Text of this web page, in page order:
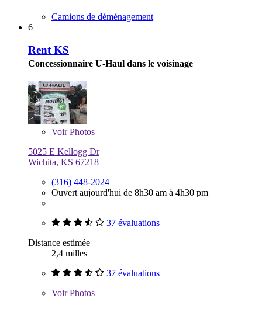
Camions de déménagement
6
Rent KS
Concessionnaire U-Haul dans le voisinage
VoirPhotos
5025 E Kellogg Dr
Wichita, KS 67218
(316) 448-2024
Ouvert aujourd'hui de 8h30 am à 4h30 pm
37 évaluations
Distance estimée
2,4 milles
37 évaluations
VoirPhotos